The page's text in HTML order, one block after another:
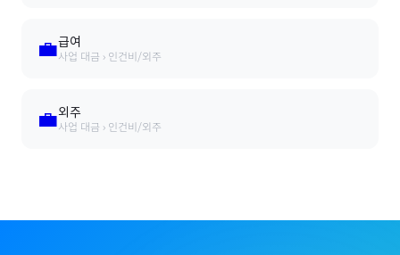
💼급여
사업 대금 › 인건비/외주
💼외주
사업 대금 › 인건비/외주